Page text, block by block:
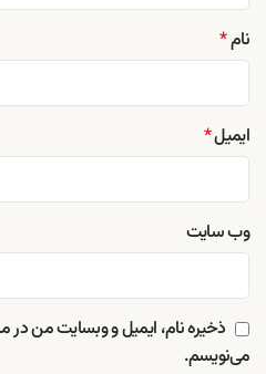
نام*
ایمیل*
وب‌ سایت
ذخیره نام، ایمیل و وبسایت من در
می‌نویسم.